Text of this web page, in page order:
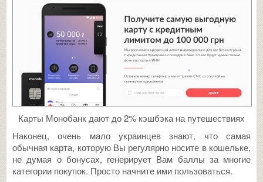
Карты Монобанк дают до 2% кэшбэка на путешествиях
Наконец, очень мало украинцев знают, что самая
обычная карта, которую Вы регулярно носите в кошельке,
не думая о бонусах, генерирует Вам баллы за многие
категории покупок. Просто начните ими пользоваться.